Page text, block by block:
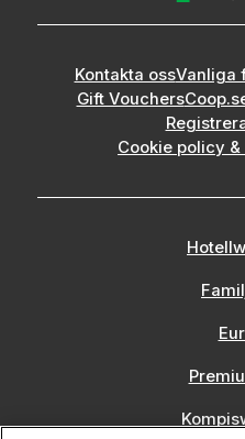
Kontakta ossVanliga
Gift Vouchers
Cookie policy